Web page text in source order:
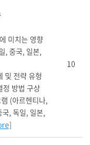
미치는 영향
, 중국, 일본,
및 전략 유형
정 방법 구상
(아르헨티나,
, 독일, 일본,
10